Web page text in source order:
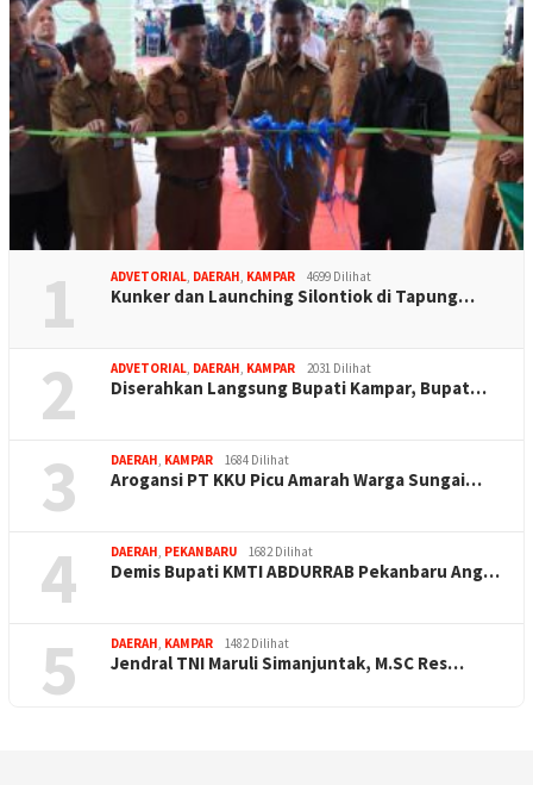
1 ADVETORIAL, DAERAH, KAMPAR 4699 Dilihat
Kunker dan Launching Silontiok di Tapung…
2 ADVETORIAL, DAERAH, KAMPAR 2031 Dilihat
Diserahkan Langsung Bupati Kampar, Bupat…
3 DAERAH, KAMPAR 1684 Dilihat
Arogansi PT KKU Picu Amarah Warga Sungai…
4 DAERAH, PEKANBARU 1682 Dilihat
Demis Bupati KMTI ABDURRAB Pekanbaru Ang…
5 DAERAH, KAMPAR 1482 Dilihat
Jendral TNI Maruli Simanjuntak, M.SC Res…